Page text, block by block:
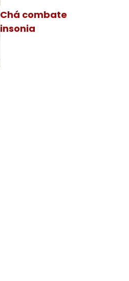
Chá combate
insonia